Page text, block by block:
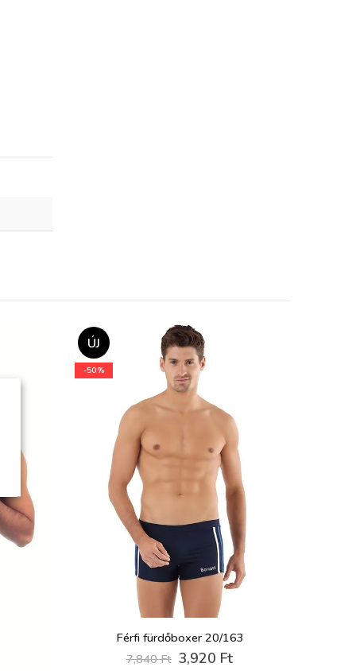
ÚJ
-50%
Férfi fürdőboxer 20/163
7,840Ft Original
3,920 FtCurrent